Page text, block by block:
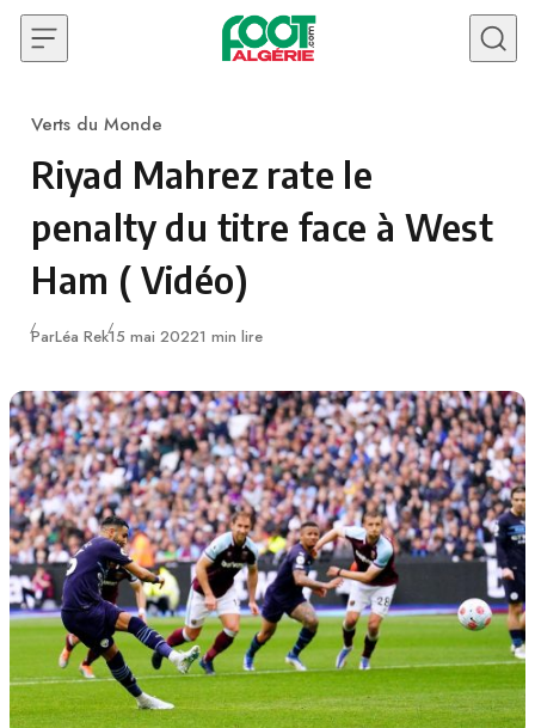
Skip to content
Category
Verts du Monde
Riyad Mahrez rate le
penalty du titre face à West
Ham ( Vidéo)
ParLéa RekPublié
15 mai 20221 min lire